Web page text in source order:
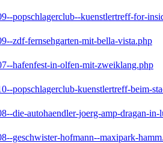
popschlagerclub--kuenstlertreff-for-
zdf-fernsehgarten-mit-bella-vista.php
hafenfest-in-olfen-mit-zweiklang.php
popschlagerclub-kuenstlertreff-beim-
die-autohaendler-joerg-amp-dragan-in-
geschwister-hofmann--maxipark-